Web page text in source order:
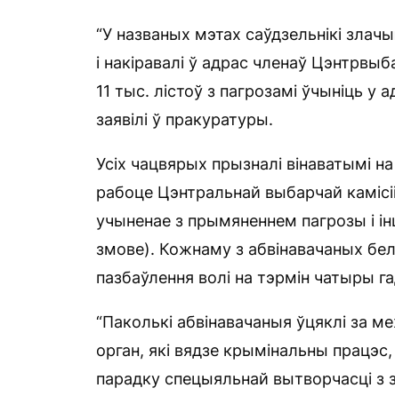
“У названых мэтах саўдзельнікі
і накіравалі ў адрас членаў
11 тыс. лістоў з пагрозамі ўчыніць у
заявілі ў пракуратуры.
Усіх чацвярых прызналі вінаватымі
рабоце Цэнтральнай выбарчай
учыненае з прымяненнем пагрозы і
змове). Кожнаму з абвінавачаных
пазбаўлення волі на тэрмін чатыры
“Паколькі абвінавачаныя ўцяклі за
орган, які вядзе крымінальны
парадку спецыяльнай вытворчасці з